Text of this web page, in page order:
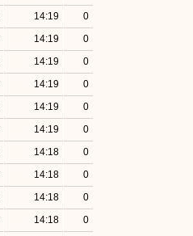
0
14:19
0
14:19
0
14:19
0
14:19
0
14:19
0
14:19
0
14:18
0
14:18
0
14:18
0
14:18